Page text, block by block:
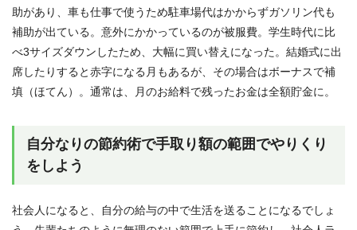
助があり、車も仕事で使うため駐車場代はかからずガソリン代も
補助が出ている。意外にかかっているのが被服費。学生時代に比
べ3サイズダウンしたため、大幅に買い替えになった。結婚式に出
席したりすると赤字になる月もあるが、その場合はボーナスで補
填（ほてん）。通常は、月のお給料で残ったお金は全額貯金に。
自分なりの節約術で手取り額の範囲でやりくり
をしよう
社会人になると、自分の給与の中で生活を送ることになるでしょ